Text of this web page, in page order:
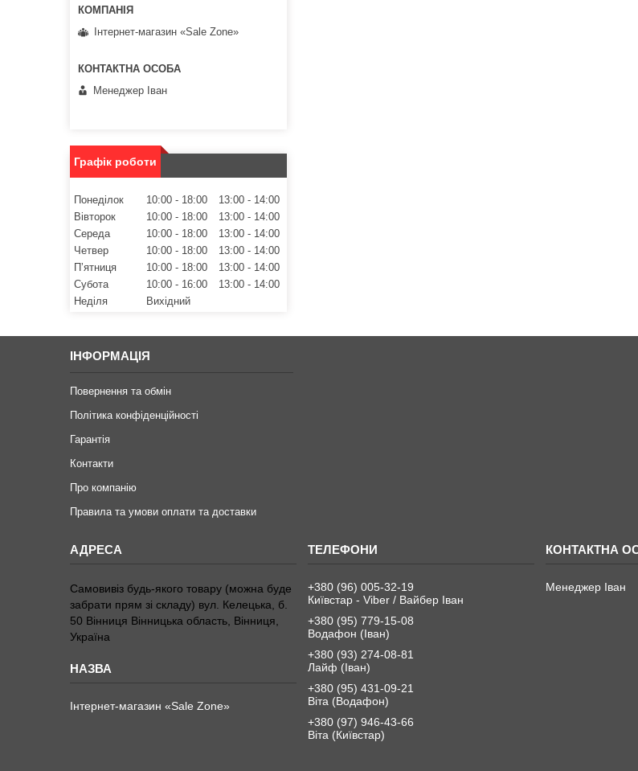
Інтернет-магазин «Sale Zone»
Менеджер Іван
Графік роботи
Понеділок 10:00 18:00 13:00
14:00
Вівторок
10:00 18:00 13:00
14:00
Середа
10:00 18:00 13:00
14:00
Четвер
10:00 18:00 13:00
14:00
Пʼятниця
10:00 18:00 13:00
14:00
Субота
10:00 16:00 13:00
14:00
Неділя
Вихідний
ІНФОРМАЦІЯ
Повернення та обмін
Політика конфіденційності
Гарантія
Контакти
Про компанію
Правила та умови оплати та доставки
Самовивіз будь-якого товару (можна буде
забрати прям зі складу) вул. Келецька, б.
50 Вінниця Вінницька область, Вінниця,
Україна
Інтернет-магазин «Sale Zone»
+380 (96) 005-32-19
Київстар - Viber / Вайбер Іван
+380 (95) 779-15-08
Водафон (Іван)
+380 (93) 274-08-81
Лайф (Іван)
+380 (95) 431-09-21
Віта (Водафон)
+380 (97) 946-43-66
Віта (Київстар)
Менеджер Іван